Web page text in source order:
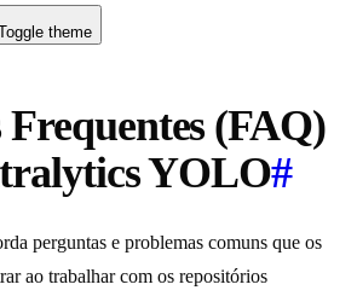
theme
(FAQ)
YOLO#
perguntas e problemas comuns que os
ao trabalhar com os repositórios